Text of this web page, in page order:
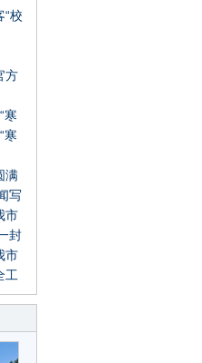
校
方
寒
寒
满
写
市
封
市
工